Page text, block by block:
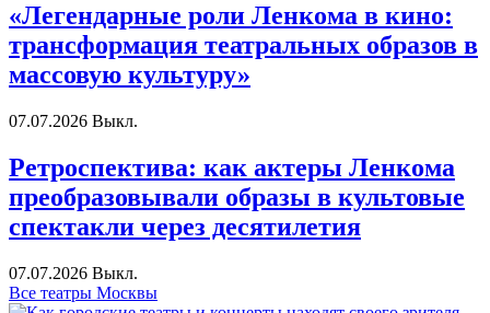
«Легендарные роли Ленкома в кино:
трансформация театральных образов в
массовую культуру»
07.07.2026 Выкл.
Ретроспектива: как актеры Ленкома
преобразовывали образы в культовые
спектакли через десятилетия
07.07.2026 Выкл.
Все театры Москвы